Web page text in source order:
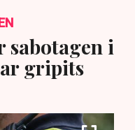
sabotagen i
gripits